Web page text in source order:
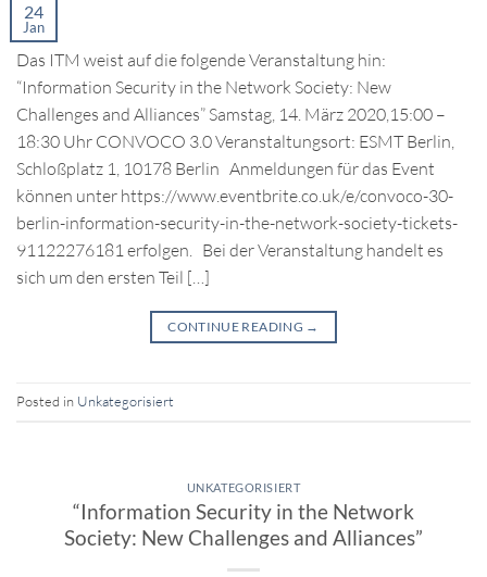
24
Jan
Das ITM weist auf die folgende Veranstaltung hin:
“Information Security in the Network Society: New
Challenges and Alliances” Samstag, 14. März 2020,15:00 –
18:30 Uhr CONVOCO 3.0 Veranstaltungsort: ESMT Berlin,
Schloßplatz 1, 10178 Berlin Anmeldungen für das Event
können unter https://www.eventbrite.co.uk/e/convoco-30-
berlin-information-security-in-the-network-society-tickets-
91122276181 erfolgen. Bei der Veranstaltung handelt es
sich um den ersten Teil […]
CONTINUE READING →
Posted in Unkategorisiert
UNKATEGORISIERT
“Information Security in the Network
Society: New Challenges and Alliances”